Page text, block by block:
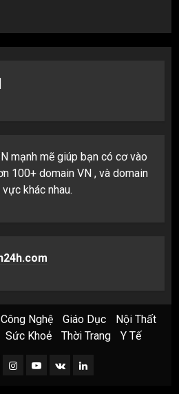
mạnh mẽ giúp bạn có cơ vào
100+ domain VN , và domain
khác nhau.
Công Nghệ Giáo Dục
Nội Thất
Sức Khoẻ Thời Trang Y Tế
Instagram
Youtube
VK LinkedIn